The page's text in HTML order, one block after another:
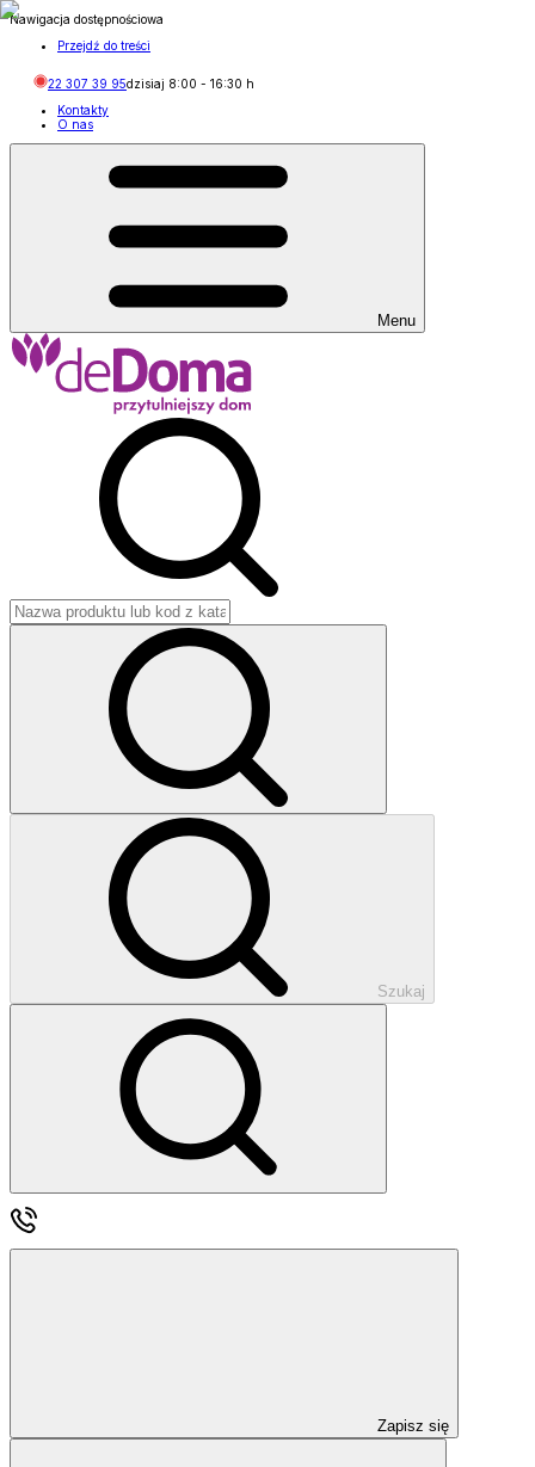
Nawigacja dostępnościowa
Przejdź do treści
22 307 39 95dzisiaj 8:00 - 16:30 h
Kontakty
O nas
Menu
Szukaj
Zapisz się